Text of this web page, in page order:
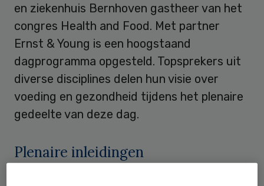
en ziekenhuis Bernhoven gastheer van het
congres Health and Food. Met partner
Ernst & Young is een hoogstaand
dagprogramma opgesteld. Topsprekers uit
diverse disciplines delen hun visie over
voeding en gezondheid tijdens het plenaire
gedeelte van deze dag.
Plenaire inleidingen